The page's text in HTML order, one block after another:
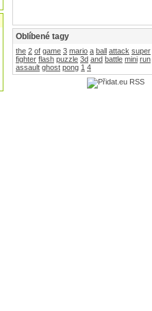
Oblíbené tagy
the 2 of game 3 mario a ball attack super
fighter flash puzzle 3d and battle mini run
assault ghost pong 1 4